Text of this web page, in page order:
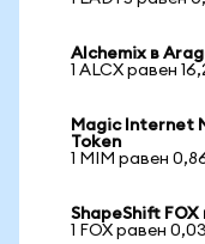
Alchemix в
1 ALCX равен
Magic Internet
Token
1 MIM равен
ShapeShift
1 FOX равен